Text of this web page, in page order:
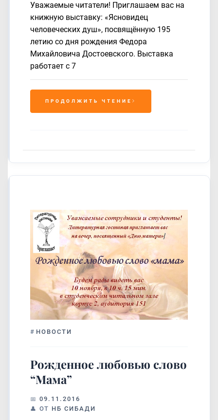
Уважаемые читатели! Приглашаем вас на
книжную выставку: «Ясновидец
человеческих душ», посвящённую 195
летию со дня рождения Федора
Михайловича Достоевского. Выставка
работает с 7
ПРОДОЛЖИТЬ ЧТЕНИЕ
# НОВОСТИ
Рожденное любовью слово
“Мама”
09.11.2016
ОТ НБ СИБАДИ